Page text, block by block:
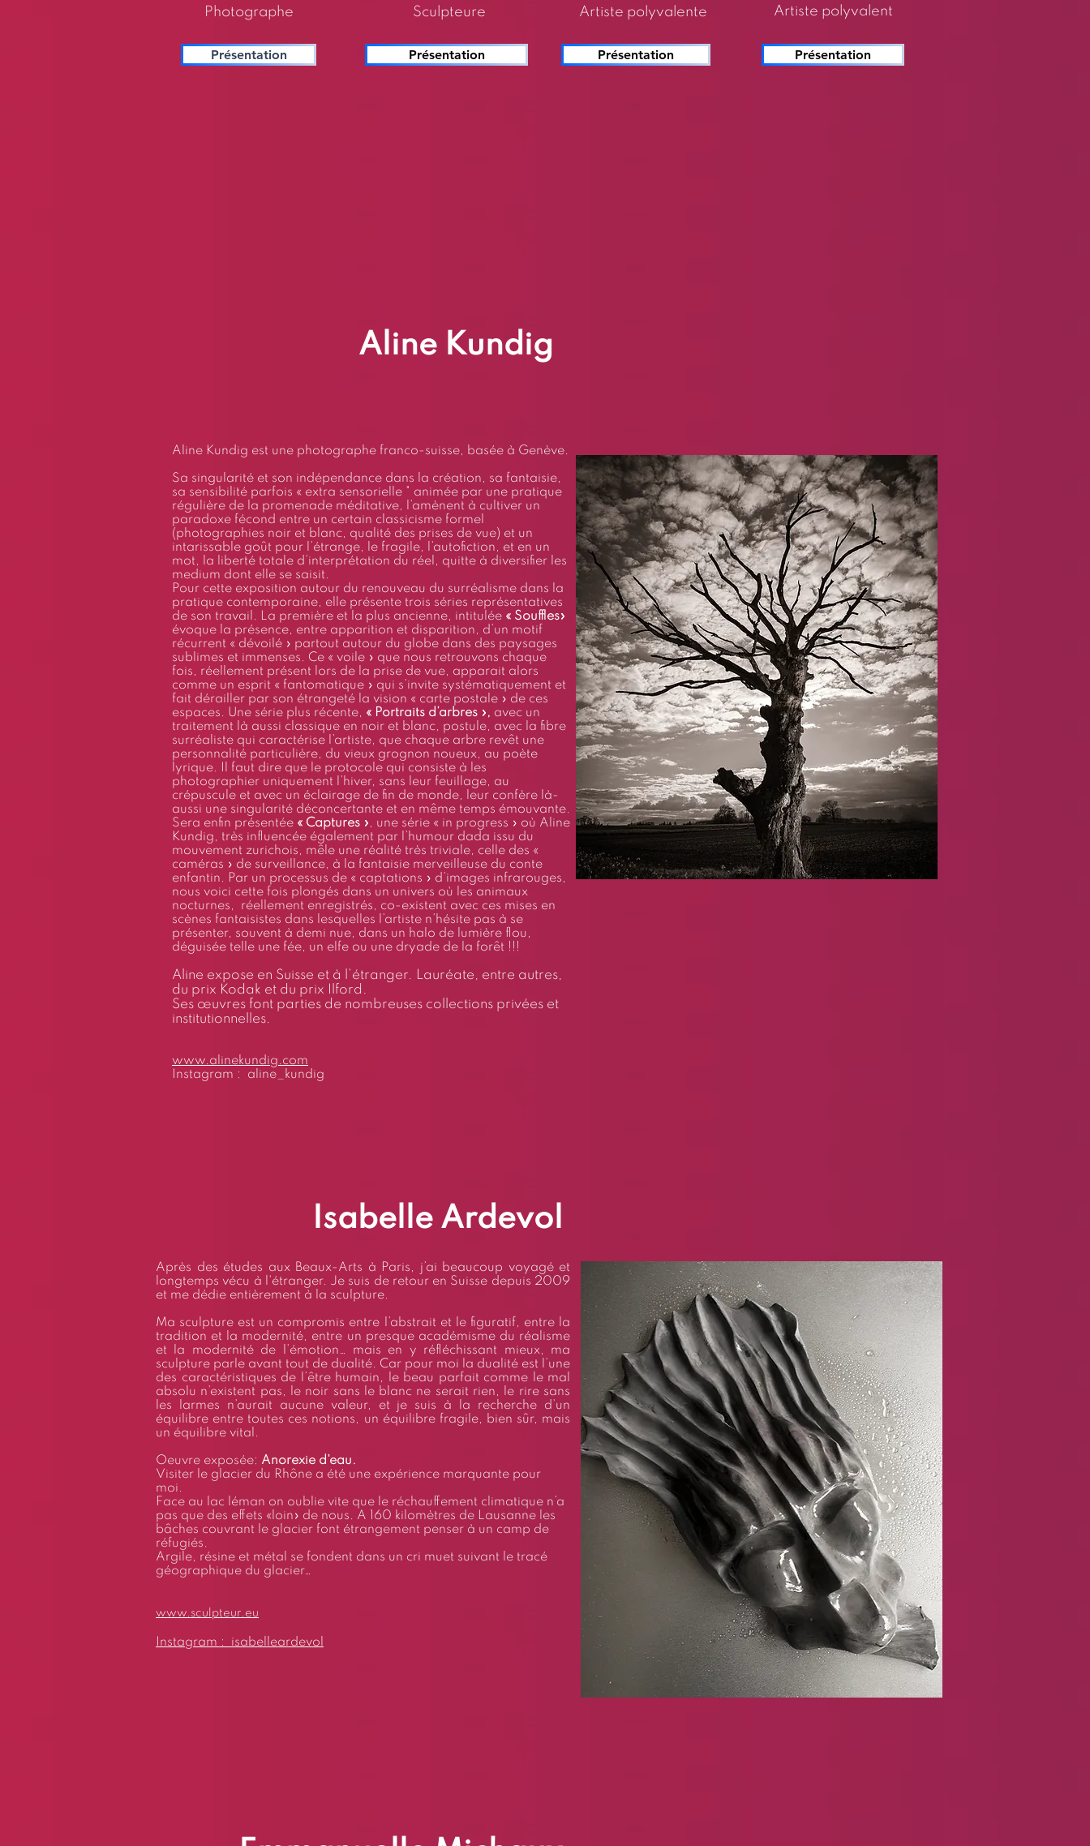
Photographe
Présentation
Sculpteure
Présentation
Artiste polyvalente
Présentation
Artiste polyvalent
Présentation
Aline Kundig
Aline Kundig est une photographe franco-suisse, basée à Genève.
Sa singularité et son indépendance dans la création, sa fantaisie,
sa sensibilité parfois « extra sensorielle " animée par une pratique
régulière de la promenade méditative, l’amènent à cultiver un
paradoxe fécond entre un certain classicisme formel
(photographies noir et blanc, qualité des prises de vue) et un
intarissable goût pour l’étrange, le fragile, l’autofiction, et en un
mot, la liberté totale d’interprétation du réel, quitte à diversifier les
medium dont elle se saisit.
Pour cette exposition autour du renouveau du surréalisme dans la
pratique contemporaine, elle présente trois séries représentatives
de son travail. La première et la plus ancienne, intitulée « Souffles»
évoque la présence, entre apparition et disparition, d’un motif
récurrent « dévoilé » partout autour du globe dans des paysages
sublimes et immenses. Ce « voile » que nous retrouvons chaque
fois, réellement présent lors de la prise de vue, apparait alors
comme un esprit « fantomatique » qui s’invite systématiquement et
fait dérailler par son étrangeté la vision « carte postale » de ces
espaces. Une série plus récente, « Portraits d’arbres », avec un
traitement là aussi classique en noir et blanc, postule, avec la fibre
surréaliste qui caractérise l’artiste, que chaque arbre revêt une
personnalité particulière, du vieux grognon noueux, au poète
lyrique. Il faut dire que le protocole qui consiste à les
photographier uniquement l’hiver, sans leur feuillage, au
crépuscule et avec un éclairage de fin de monde, leur confère là-
aussi une singularité déconcertante et en même temps émouvante.
Sera enfin présentée « Captures », une série « in progress » où Aline
Kundig, très influencée également par l’humour dada issu du
mouvement zurichois, mêle une réalité très triviale, celle des «
caméras » de surveillance, à la fantaisie merveilleuse du conte
enfantin. Par un processus de « captations » d’images infrarouges,
nous voici cette fois plongés dans un univers où les animaux
nocturnes, réellement enregistrés, co-existent avec ces mises en
scènes fantaisistes dans lesquelles l’artiste n’hésite pas à se
présenter, souvent à demi nue, dans un halo de lumière flou,
déguisée telle une fée, un elfe ou une dryade de la forêt !!!
Aline expose en Suisse et à l’étranger. Lauréate, entre autres,
du prix Kodak et du prix Ilford.
Ses œuvres font parties de nombreuses collections privées et
institutionnelles.
www.alinekundig.com
Instagram : aline_kundig
Isabelle Ardevol
Après des études aux Beaux-Arts à Paris, j’ai beaucoup voyagé et
longtemps vécu à l'étranger. Je suis de retour en Suisse depuis 2009
et me dédie entièrement à la sculpture.
Ma sculpture est un compromis entre l’abstrait et le figuratif, entre la
tradition et la modernité, entre un presque académisme du réalisme
et la modernité de l’émotion… mais en y réfléchissant mieux, ma
sculpture parle avant tout de dualité. Car pour moi la dualité est l’une
des caractéristiques de l’être humain, le beau parfait comme le mal
absolu n’existent pas, le noir sans le blanc ne serait rien, le rire sans
les larmes n’aurait aucune valeur, et je suis à la recherche d’un
équilibre entre toutes ces notions, un équilibre fragile, bien sûr, mais
un équilibre vital.
Oeuvre exposée: Anorexie d'eau.
Visiter le glacier du Rhône a été une expérience marquante pour
moi.
Face au lac léman on oublie vite que le réchauffement climatique n’a
pas que des effets «loin» de nous. A 160 kilomètres de Lausanne les
bâches couvrant le glacier font étrangement penser à un camp de
réfugiés.
Argile, résine et métal se fondent dans un cri muet suivant le tracé
géographique du glacier…
www.sculpteur.eu
Instagram : isabelleardevol